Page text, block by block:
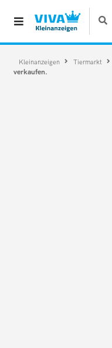
Kleinanzeigen Tiermarkt
verkaufen.